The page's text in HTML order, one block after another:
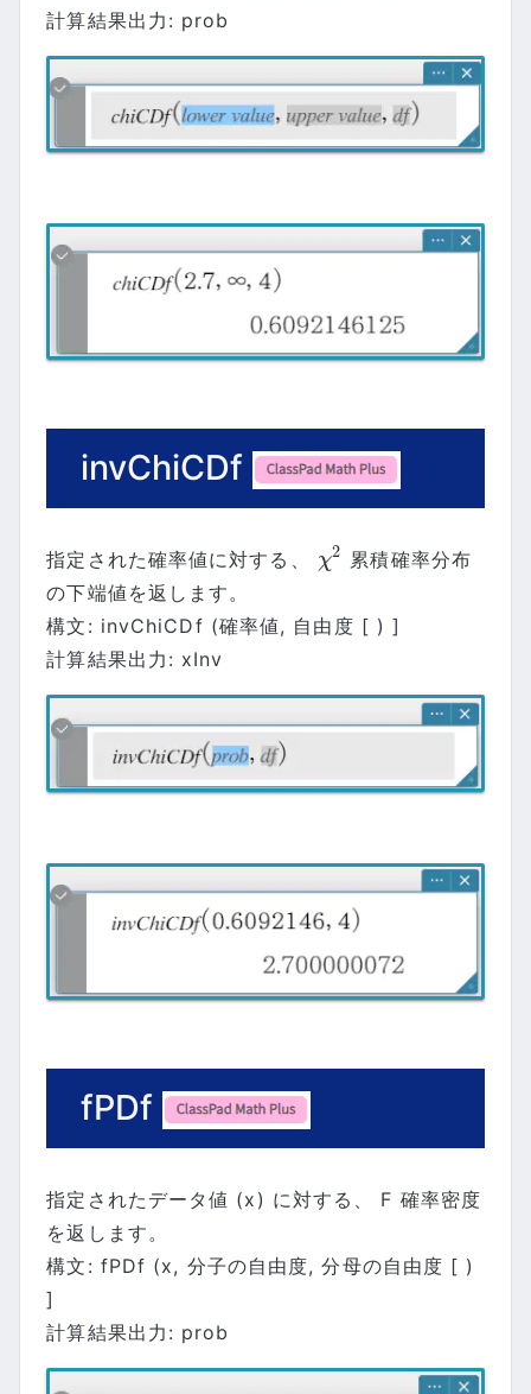
計算結果出力: prob
invChiCDf
指定された確率値に対する、 χ2
χ2 累積確率分布
の下端値を返します。
構文: invChiCDf (確率値, 自由度 [ ) ]
計算結果出力: xInv
fPDf
指定されたデータ値 (x) に対する、 F 確率密度
を返します。
構文: fPDf (x, 分子の自由度, 分母の自由度 [ )
]
計算結果出力: prob